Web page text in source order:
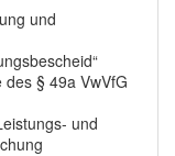
und
§ 49a VwVfG
und